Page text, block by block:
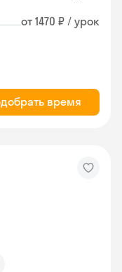
от 1470 ₽ / урок
время